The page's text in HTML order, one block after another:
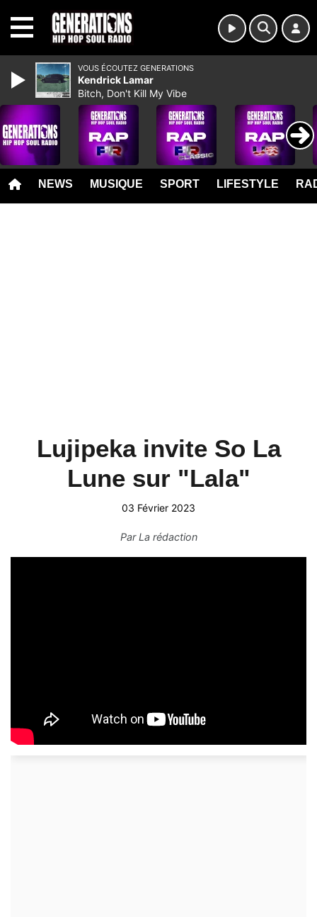
NEWS MUSIQUE SPORT LIFESTYLE
Lujipeka invite So La
Lune sur "Lala"
03 Février 2023
ParLa rédaction
VOUS ÉCOUTEZ GENERATIONS
Kendrick Lamar
Bitch, Don't Kill My Vibe